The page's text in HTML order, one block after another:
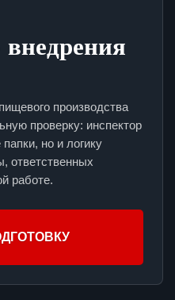
производства
проверку: инспектор
но и логику
ответственных
работе.